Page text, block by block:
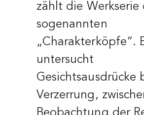
zählt die Werkserie
sogenannten
„Charakterköpfe“.
untersucht
Gesichtsausdrücke
Verzerrung,